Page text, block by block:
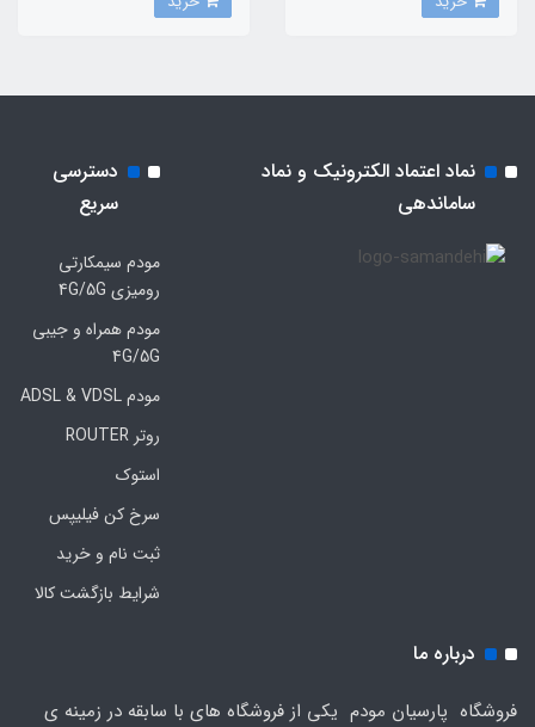
نماد اعتماد الکترونیک و نماد
ساماندهی
دسترسی
سریع
مودم سیمکارتی
رومیزی 4G/5G
مودم همراه و جیبی
4G/5G
مودم ADSL & VDSL
روتر ROUTER
استوک
سرخ کن فیلیپس
ثبت نام و خرید
شرایط بازگشت کالا
درباره ما
فروشگاه پارسیان مودم یکی از فروشگاه های با سابقه در زمینه ی